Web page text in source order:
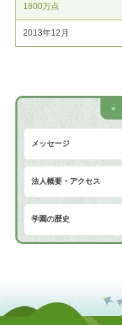
1800万点
2013年12月
メッセージ
法人概要・アクセス
学園の歴史